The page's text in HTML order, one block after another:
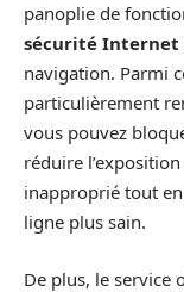
panoplie de
sécurité Internet
navigation. Parmi
particulièrement
vous pouvez
réduire
inapproprié tout
ligne plus sain.
De plus, le service